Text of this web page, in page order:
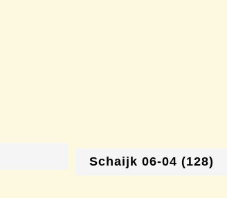
Schaijk 06-04 (128)